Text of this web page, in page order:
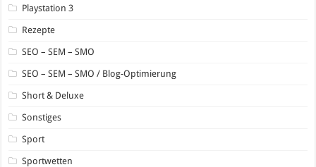
Playstation 3
Rezepte
SEO – SEM – SMO
SEO – SEM – SMO / Blog-Optimierung
Short & Deluxe
Sonstiges
Sport
Sportwetten